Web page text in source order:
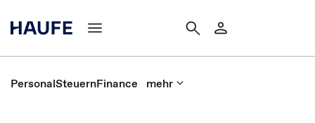
PersonalSteuernFinance mehr